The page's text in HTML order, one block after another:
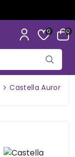
0 0
Castella Aurora